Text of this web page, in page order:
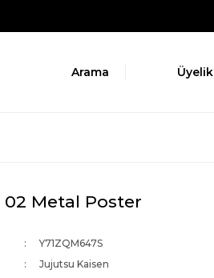
Arama Üyelik
Metal Poster
Y71ZQM647S
Jujutsu Kaisen